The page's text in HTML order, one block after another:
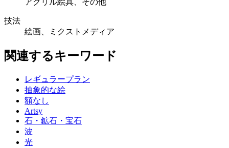
アクリル絵具、その他
技法
絵画、ミクストメディア
関連するキーワード
レギュラープラン
抽象的な絵
額なし
Artsy
石・鉱石・宝石
波
光